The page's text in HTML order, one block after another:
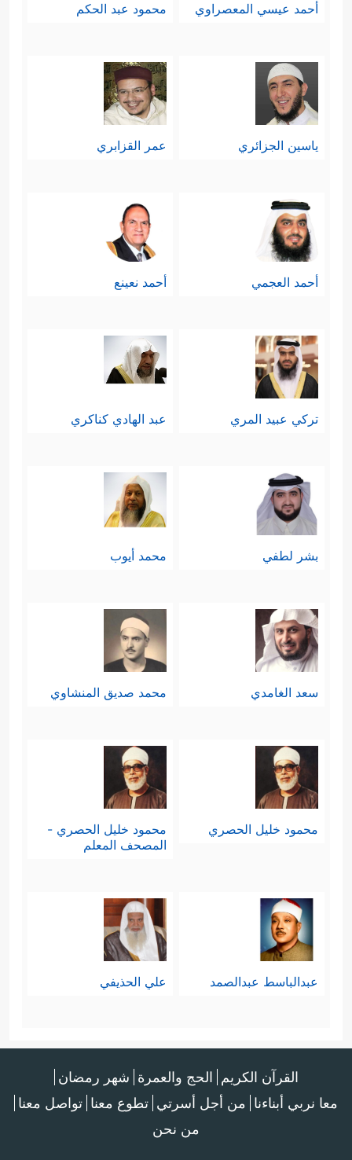
أحمد عيسي المعصراوي محمود عبد الحكم
ياسين الجزائري عمر القزابري
أحمد العجمي أحمد نعينع
تركي عبيد المري عبد الهادي كناكري
بشر لطفي محمد أيوب
سعد الغامدي محمد صديق المنشاوي
محمود خليل الحصري
محمود خليل الحصري -
المصحف المعلم
عبدالباسط عبدالصمد علي الحذيفي
القرآن الكريم الحج والعمرة شهر رمضان
معا نربي أبناءنا من أجل أسرتي تطوع معنا تواصل معنا
من نحن